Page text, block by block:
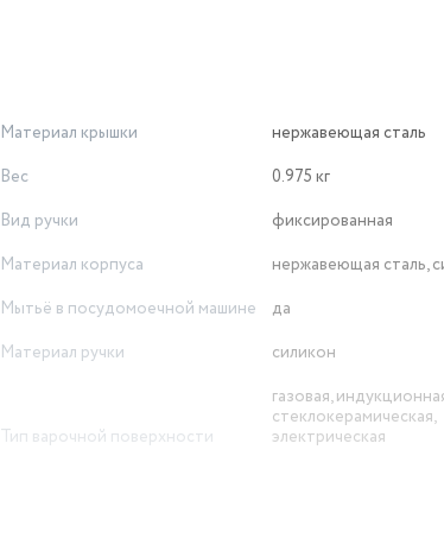
Материал крышки
нержавеющая сталь
Вес
0.975 кг
Вид ручки
фиксированная
Материал корпуса
нержавеющая сталь,
Мытьё в посудомоечной машине
да
Материал ручки
силикон
Тип варочной поверхности
газовая,
стеклокерамическая,
электрическая